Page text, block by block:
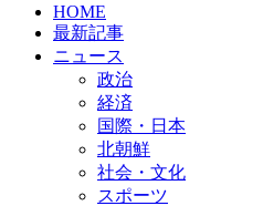
HOME
最新記事
ニュース
政治
経済
国際・日本
北朝鮮
社会・文化
スポーツ